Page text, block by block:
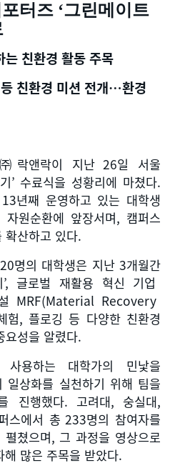
터즈 ‘그린메이트
는 친환경 활동 주목
친환경 미션 전개…환경
락앤락이 지난26일 서울
기’ 수료식을 성황리에 마쳤다.
13년째 운영하고 있는 대학생
원순환에 앞장서며, 캠퍼스
확산하고 있다.
20명의 대학생은 지난 3개월간
’, 글로벌 재활용 혁신 기업
MRF(Material Recovery
험, 플로깅 등 다양한 친환경
요성을 알렸다.
용하는 대학가의 민낯을
일상화를 실천하기 위해 팀을
진행했다. 고려대, 숭실대,
스에서 총 233명의 참여자를
펼쳤으며, 그 과정을 영상으로
해 많은 주목을 받았다.